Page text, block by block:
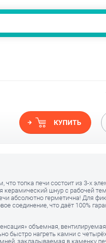
Кирасир
Печь
Л с
КУПИТЬ
что топка печи состоит из 3-х
керамический шнур с рабочей
абсолютно герметична! Для
соединение, что даёт 100%
объемная,
быстро нагреть камни с
закладываемая в каменку